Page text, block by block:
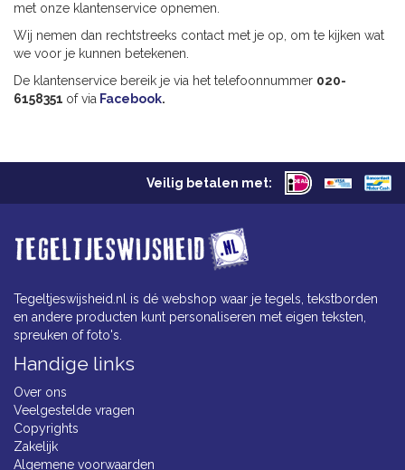
met onze klantenservice opnemen.
Wij nemen dan rechtstreeks contact met je op, om te kijken wat
we voor je kunnen betekenen.
De klantenservice bereik je via het telefoonnummer 020-
6158351 of via Facebook.
Veilig betalen met:
Tegeltjeswijsheid.nl is dé webshop waar je tegels, tekstborden
en andere producten kunt personaliseren met eigen teksten,
spreuken of foto's.
Handige links
Over ons
Veelgestelde vragen
Copyrights
Zakelijk
Algemene voorwaarden